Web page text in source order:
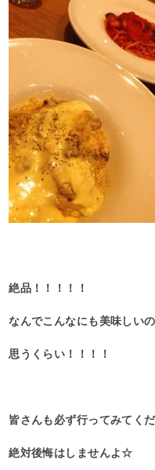
絶品！！！！！
なんでこんなにも美味しい
思うくらい！！！！
皆さんも必ず行ってみてくだ
絶対後悔はしませんよ☆